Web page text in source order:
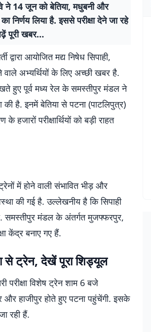
ने 14 जून को बेतिया, मधुबनी और
निर्णय लिया है. इससे परीक्षा देने जा रहे
पूरी खबर…
द्वारा आयोजित मद्य निषेध सिपाही,
वाले अभ्यर्थियों के लिए अच्छी खबर है.
देखते हुए पूर्व मध्य रेल के समस्तीपुर मंडल ने
है. इनमें बेतिया से पटना (पाटलिपुत्र)
परीक्षार्थियों को बड़ी राहत
में होने वाली संभावित भीड़ और
की गई है. उल्लेखनीय है कि सिपाही
समस्तीपुर मंडल के अंतर्गत मुजफ्फरपुर,
केंद्र बनाए गए हैं.
से ट्रेन, देखें पूरा शिड्यूल
परीक्षा विशेष ट्रेन शाम 6 बजे
और हाजीपुर होते हुए पटना पहुंचेंगी. इसके
रही हैं.